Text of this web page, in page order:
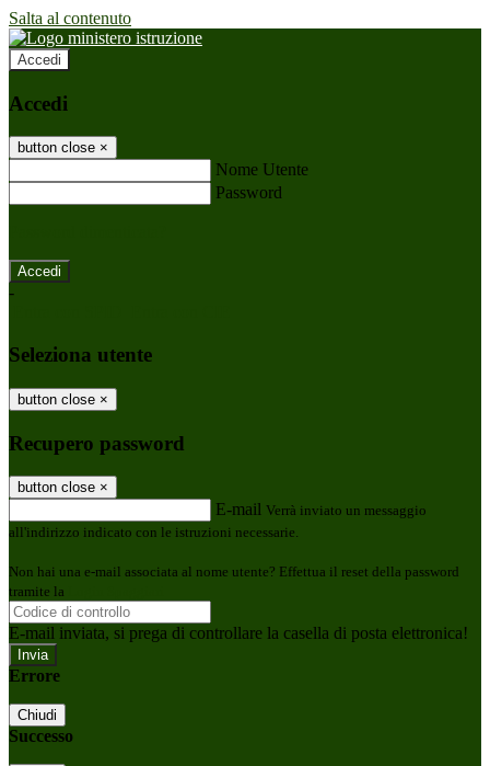
Salta al contenuto
Accedi
Accedi
button close ×
Nome Utente
Password
-
Seleziona utente
button close ×
Recupero password
button close ×
E-mail Verrà inviato un messaggio
all'indirizzo indicato con le istruzioni necessarie.
Non hai una e-mail associata al nome utente? Effettua il reset della password
tramite la
E-mail inviata, si prega di controllare la casella di posta elettronica!
Errore
Chiudi
Successo